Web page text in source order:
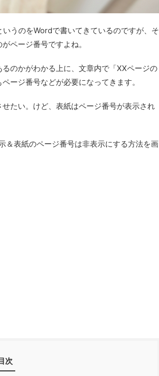
うのをWordで書いてきているのですが、そ
ページ番号ですよね。
のかがわかる上に、文章内で「XXページの
ージ番号などが必要になってきます。
たい。けど、表紙はページ番号が表示され
＆表紙のページ番号は非表示にする方法を画
次